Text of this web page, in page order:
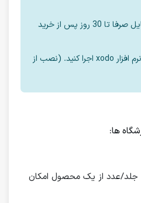
پشتیبانی ارسال مجدد فایل صرفا تا 30 روز پس از خرید
در موبایل: فایل ها را با نرم افزار xodo اجرا کنید. (نصب از
ها:
✅ صرفا در سفارشات بالای 5 جلد/عدد از یک محصول امکان